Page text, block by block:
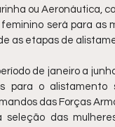
ou Aeronáutica,
feminino será para
as etapas de
de janeiro a
para o
das Forças
seleção das